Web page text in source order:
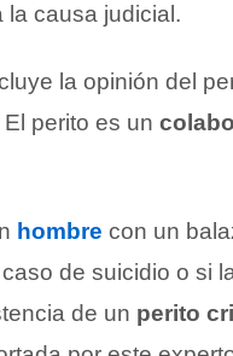
la causa judicial.
la opinión del
perito es un
hombre con un
de suicidio o si
de un perito